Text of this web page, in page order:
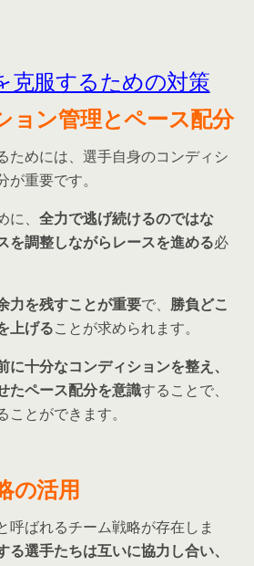
克服するための対策
ョン管理とペース配分
ためには、選手自身のコンディシ
重要です。
、 全力で逃げ続けるのではな
を調整しながらレースを進める必
力を残すことが重要で、 勝負どこ
上げることが求められます。
に十分なコンディションを整え、
たペース配分を意識することで、
とができます。
の活用
呼ばれるチーム戦略が存在しま
る選手たちは互いに協力し合い、